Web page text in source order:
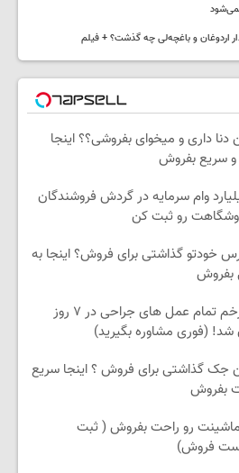
اردوغان و باغچه‌لی چه گذشت؟ + فیلم
دنا داری و میخوای بفروشی؟؟ اینجا
سریع بفروش
3میلیارد وام سرمایه در گردش فروشندگان
رو ثبت کن
خودتو گذاشتی برای فروش؟ اینجا به
بفروش
جای زخم تمام عمل های جراحی در ۷ روز
شد! (فوری مشاوره بگیرید)
جک گذاشتی برای فروش ؟ اینجا سریع
بفروش
ماشینت رو راحت بفروش ( ثبت
فروش)